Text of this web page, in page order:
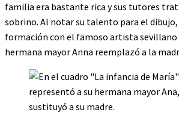
familia era bastante rica y sus tutores
sobrino. Al notar su talento para el
formación con el famoso artista sevillano
hermana mayor Anna reemplazó a la